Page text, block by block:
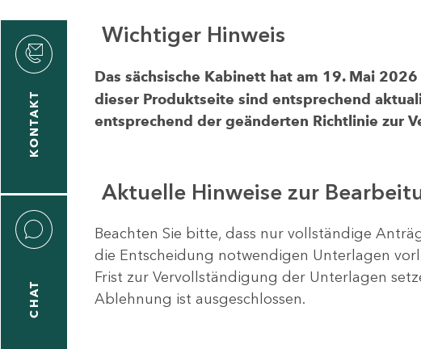
KONTAKT
CHAT
Wichtiger Hinweis
Das sächsische Kabinett hat am 19. Mai
dieser Produktseite sind entsprechend
entsprechend der geänderten Richtlinie zur
Aktuelle Hinweise zur
Beachten Sie bitte, dass nur vollständige
die Entscheidung notwendigen Unterlagen
Frist zur Vervollständigung der Unterlagen
Ablehnung ist ausgeschlossen.